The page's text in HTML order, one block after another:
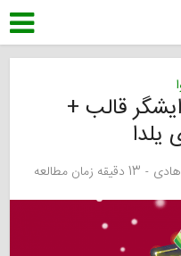
قالب +‌
هادی 13 دقیقه زمان مطالعه